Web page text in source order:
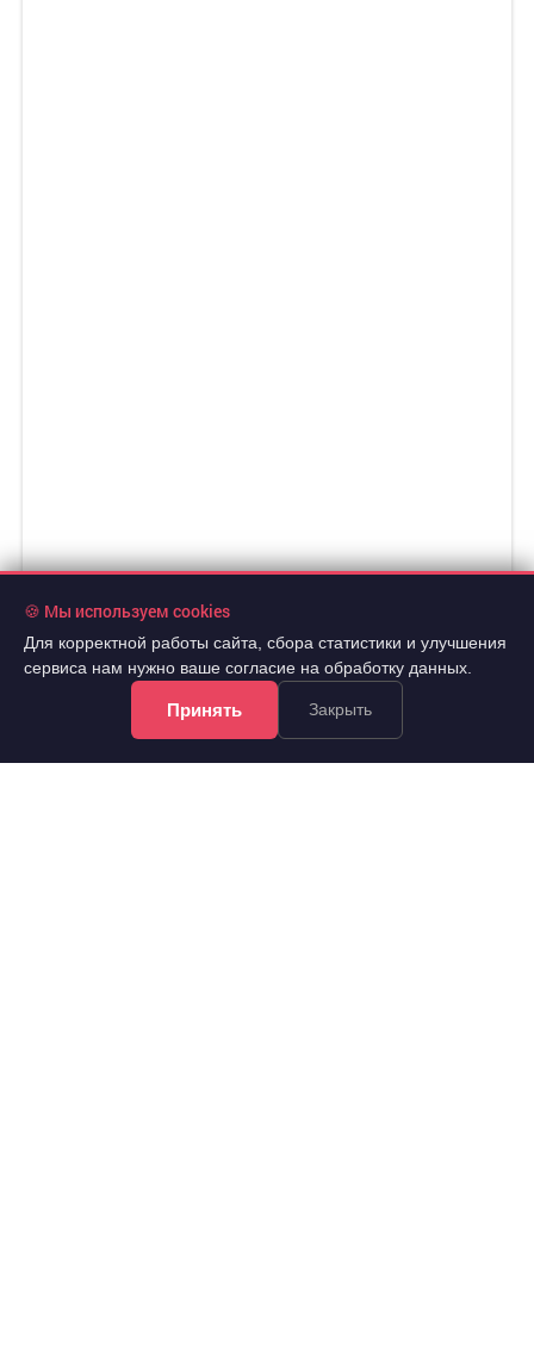
🍪 Мы используем cookies
Для корректной работы сайта, сбора статистики и улучшения
сервиса нам нужно ваше согласие на обработку данных.
Принять Закрыть